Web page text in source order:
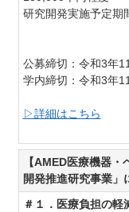
研究開発実施予定
公募締切：令和3年
学内締切：令和3年
▷詳細はこちら
【AMED医療機器
開発推進研究事業」
＃１．医療負担の